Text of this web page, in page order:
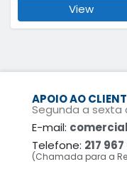
View
APOIO AO
Segunda a sexta
E-mail:
Telefone: 217
(Chamada para a